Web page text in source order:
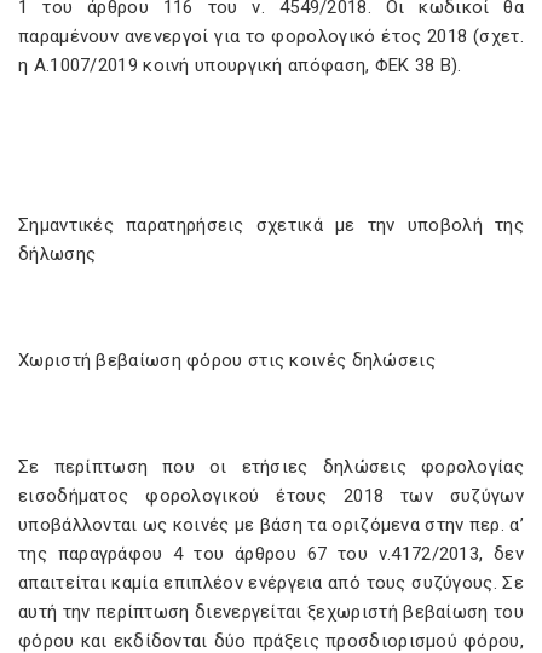
1 του άρθρου 116 του ν. 4549/2018. Οι κωδικοί θα
παραμένουν ανενεργοί για το φορολογικό έτος 2018 (σχετ.
η Α.1007/2019 κοινή υπουργική απόφαση, ΦΕΚ 38 Β).
Σημαντικές παρατηρήσεις σχετικά με την υποβολή της
δήλωσης
Χωριστή βεβαίωση φόρου στις κοινές δηλώσεις
Σε περίπτωση που οι ετήσιες δηλώσεις φορολογίας
εισοδήματος φορολογικού έτους 2018 των συζύγων
υποβάλλονται ως κοινές με βάση τα οριζόμενα στην περ. α’
της παραγράφου 4 του άρθρου 67 του ν.4172/2013, δεν
απαιτείται καμία επιπλέον ενέργεια από τους συζύγους. Σε
αυτή την περίπτωση διενεργείται ξεχωριστή βεβαίωση του
φόρου και εκδίδονται δύο πράξεις προσδιορισμού φόρου,